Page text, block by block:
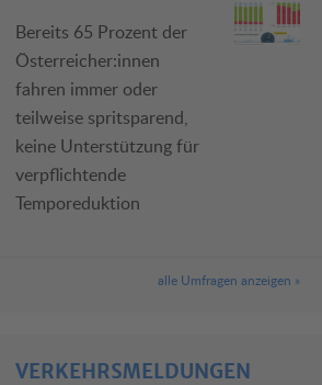
Bereits 65 Prozent der
Österreicher:innen
fahren immer oder
teilweise spritsparend,
keine Unterstützung für
verpflichtende
Temporeduktion
alle Umfragen anzeigen »
VERKEHRSMELDUNGEN